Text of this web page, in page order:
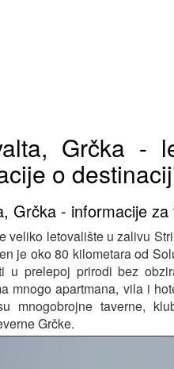
Grčka -
o
Grčka - informacije za
veliko letovalište u zalivu
je oko 80 kilometara od
u prelepoj prirodi bez
mnogo apartmana, vila i
mnogobrojne taverne,
Grčke.